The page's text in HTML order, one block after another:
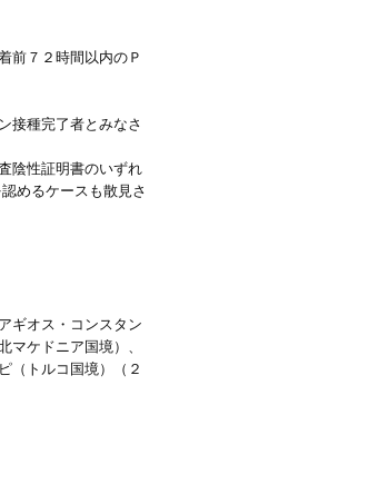
前７２時間以内のＰ
接種完了者とみなさ
陰性証明書のいずれ
めるケースも散見さ
ギオス・コンスタン
ケドニア国境）、
（トルコ国境）（２